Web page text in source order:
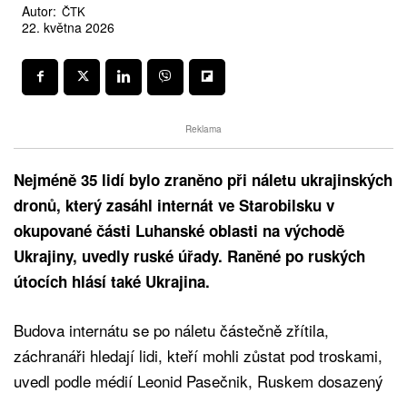
Autor: ČTK
22. května 2026
Reklama
Nejméně 35 lidí bylo zraněno při náletu ukrajinských
dronů, který zasáhl internát ve Starobilsku v
okupované části Luhanské oblasti na východě
Ukrajiny, uvedly ruské úřady. Raněné po ruských
útocích hlásí také Ukrajina.
Budova internátu se po náletu částečně zřítila,
záchranáři hledají lidi, kteří mohli zůstat pod troskami,
uvedl podle médií Leonid Pasečnik, Ruskem dosazený